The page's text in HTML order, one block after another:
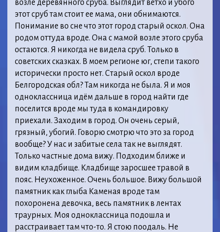
возле деревянного сруба. Выглядит ветхо и убого
этот сруб там стоит ее мама, они обнимаются.
Понимание во сне что этот город старый оскол. Она
родом оттуда вроде. Она с мамой возле этого сруба
остаются. Я никогда не видела сруб. Только в
советских сказках. В моем регионе юг, степи такого
исторически просто нет. Старый оскол вроде
Белгородская обл? Там никогда не была. Я и моя
одноклассница идём дальше в город найти где
поселится вроде мы туда в командировку
приехали. Заходим в город. Он очень серый,
грязный, убогий. Говорю смотрю что это за город
вообще? У нас и забитые села так не выглядят.
Только частные дома вижу. Подходим ближе и
видим кладбище. Кладбище заросшее травой в
пояс. Неухоженное. Очень большое. Вижу большой
памятник как глыба Каменая вроде там
похоронена девочка, весь памятник в лентах
траурных. Моя одноклассница подошла и
расстраивает там что-то. Я стою поодаль. Не